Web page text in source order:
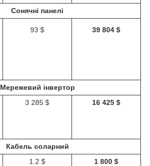
Сонячні панелі
93 $ 39 804 $
Мережевий інвертор
3 285 $ 16 425 $
Кабель соларний
1.2 $ 1 800 $